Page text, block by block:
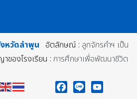
หวัดลำพูน อัตลักษณ์ : ลูกจักรคำฯ เป็น
ของโรงเรียน : การศึกษาเพื่อพัฒนาชีวิต